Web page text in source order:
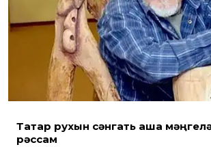
Татар рухын сәнгать аша
рәссам